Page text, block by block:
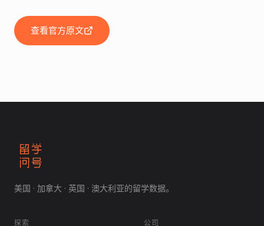
查看官方原文
美国 · 加拿大 · 英国 · 澳大利亚的留学数据。
探索 公司